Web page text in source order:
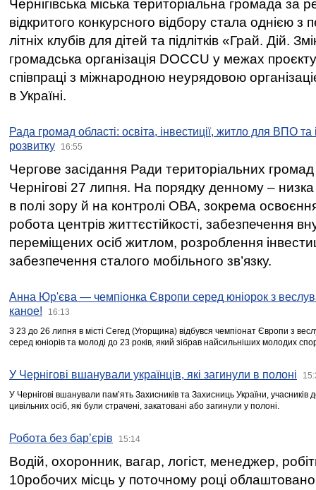
Чернігівська міська територіальна громада за
відкритого конкурсного відбору стала однією
літніх клубів для дітей та підлітків «Грай. Дій.
громадська організація DOCCU у межах
співпраці з міжнародною неурядовою
в Україні.
Рада громад області: освіта, інвестиції, житло для ВПО
розвитку
16:55
Чергове засідання Ради територіальних громад
Чернігові 27 липня. На порядку денному –
в полі зору й на контролі ОВА, зокрема освоєння
робота центрів життєстійкості, забезпечення
переміщених осіб житлом, розроблення
забезпечення сталого мобільного зв’язку.
Анна Юр'єва — чемпіонка Європи серед юніорок з
каное!
16:13
З 23 до 26 липня в місті Сегед (Угорщина) відбувся чемпіонат Європи з
серед юніорів та молоді до 23 років, який зібрав найсильніших молодих
У Чернігові вшанували українців, які загинули в полоні
У Чернігові вшанували пам’ять Захисників та Захисниць України,
цивільних осіб, які були страчені, закатовані або загинули у полоні.
Робота без бар’єрів 15:14
Водій, охоронник, вагар, логіст, менеджер,
10робочих місць у поточному році